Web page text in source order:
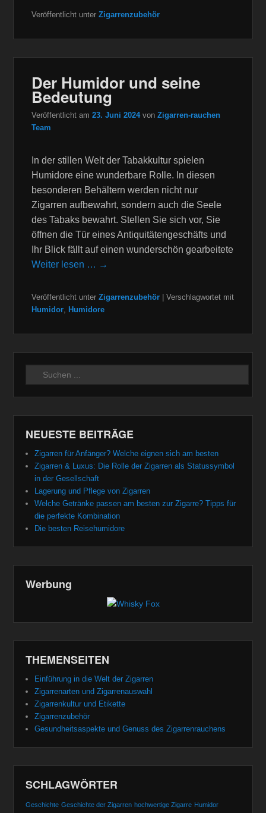
Veröffentlicht unter Zigarrenzubehör
Der Humidor und seine
Bedeutung
Veröffentlicht am23. Juni 2024 vonZigarren-rauchen
Team
In der stillen Welt der Tabakkultur spielen
Humidore eine wunderbare Rolle. In diesen
besonderen Behältern werden nicht nur
Zigarren aufbewahrt, sondern auch die Seele
des Tabaks bewahrt. Stellen Sie sich vor, Sie
öffnen die Tür eines Antiquitätengeschäfts und
Ihr Blick fällt auf einen wunderschön gearbeitete
Weiter lesen … →
Veröffentlicht unter Zigarrenzubehör |Verschlagwortet mit
Humidor
Humidore
Suchen
NEUESTE BEITRÄGE
Zigarren für Anfänger? Welche eignen sich am besten
Zigarren & Luxus: Die Rolle der Zigarren als Statussymbol
in der Gesellschaft
Lagerung und Pflege von Zigarren
Welche Getränke passen am besten zur Zigarre? Tipps für
die perfekte Kombination
Die besten Reisehumidore
Werbung
THEMENSEITEN
Einführung in die Welt der Zigarren
Zigarrenarten und Zigarrenauswahl
Zigarrenkultur und Etikette
Zigarrenzubehör
Gesundheitsaspekte und Genuss des Zigarrenrauchens
SCHLAGWÖRTER
Geschichte Geschichte der Zigarren hochwertige Zigarre Humidor